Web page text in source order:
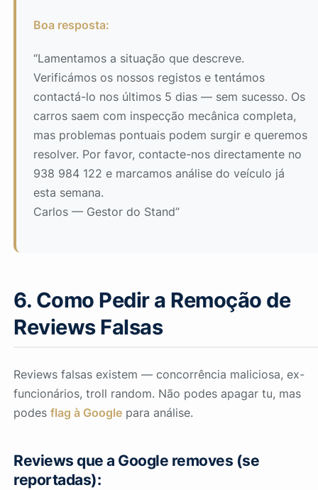
Boa resposta:
“Lamentamos a situação que descreve.
Verificámos os nossos registos e tentámos
contactá-lo nos últimos 5 dias — sem sucesso. Os
carros saem com inspecção mecânica completa,
mas problemas pontuais podem surgir e queremos
resolver. Por favor, contacte-nos directamente no
938 984 122 e marcamos análise do veículo já
esta semana.
Carlos — Gestor do Stand”
6. Como Pedir a Remoção de
Reviews Falsas
Reviews falsas existem — concorrência maliciosa, ex-
funcionários, troll random. Não podes apagar tu, mas
podesflag à Google para análise.
Reviews que a Google removes (se
reportadas):